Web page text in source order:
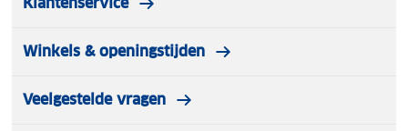
Winkels & openingstijden
Veelgestelde vragen